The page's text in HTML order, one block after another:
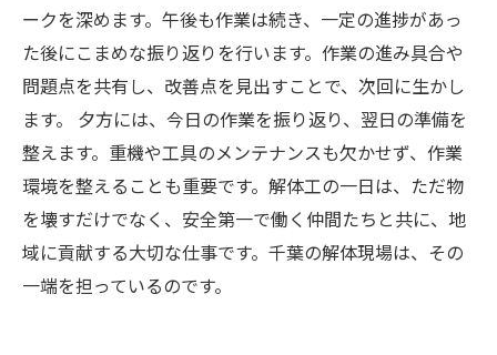
ークを深めます。午後も作業は続き、一定の進捗があっ
た後にこまめな振り返りを行います。作業の進み具合や
問題点を共有し、改善点を見出すことで、次回に生かし
ます。 夕方には、今日の作業を振り返り、翌日の準備を
整えます。重機や工具のメンテナンスも欠かせず、作業
環境を整えることも重要です。解体工の一日は、ただ物
を壊すだけでなく、安全第一で働く仲間たちと共に、地
域に貢献する大切な仕事です。千葉の解体現場は、その
一端を担っているのです。